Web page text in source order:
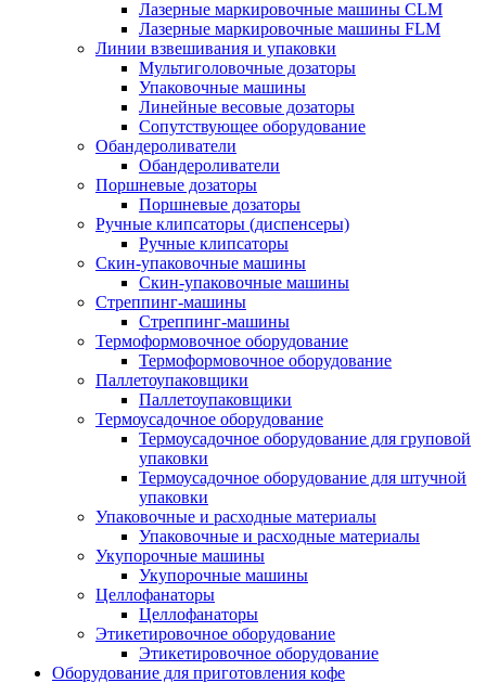
Лазерные маркировочные машины CLM
Лазерные маркировочные машины FLM
Линии взвешивания и упаковки
Мультиголовочные дозаторы
Упаковочные машины
Линейные весовые дозаторы
Сопутствующее оборудование
Обандероливатели
Обандероливатели
Поршневые дозаторы
Поршневые дозаторы
Ручные клипсаторы (диспенсеры)
Ручные клипсаторы
Скин-упаковочные машины
Скин-упаковочные машины
Стреппинг-машины
Стреппинг-машины
Термоформовочное оборудование
Термоформовочное оборудование
Паллетоупаковщики
Паллетоупаковщики
Термоусадочное оборудование
Термоусадочное оборудование для груповой
упаковки
Термоусадочное оборудование для штучной
упаковки
Упаковочные и расходные материалы
Упаковочные и расходные материалы
Укупорочные машины
Укупорочные машины
Целлофанаторы
Целлофанаторы
Этикетировочное оборудование
Этикетировочное оборудование
Оборудование для приготовления кофе